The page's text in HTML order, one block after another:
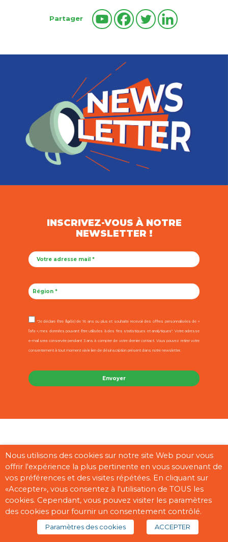
Partager
INSCRIVEZ-VOUS À NOTRE
NEWSLETTER !
"Je déclare être âgé(e) de 16 ans ou plus et souhaite recevoir des offres personnalisées de «
l’afa », mes données pouvant être utilisées à des fins statistiques et analytiques". Votre adresse
e-mail sera conservée pendant 3 ans à compter de votre dernier contact. Vous pouvez retirer votre
consentement à tout moment via le lien de désinscription présent dans notre newsletter.
Contact Mentions légales CGU Cookies
Plan du site
Pages partenaires
Copyright © 2026 “afa” | Réalisé parDigisanté
Nous utilisons des cookies sur notre site Web pour vous
offrir l'expérience la plus pertinente en vous souvenant de
vos préférences et des visites répétées. En cliquant sur
«Accepter», vous consentez à l'utilisation de TOUS les
cookies. Cependant, vous pouvez visiter les paramètres
des cookies pour fournir un consentement contrôlé.
Paramètres des cookies ACCEPTER